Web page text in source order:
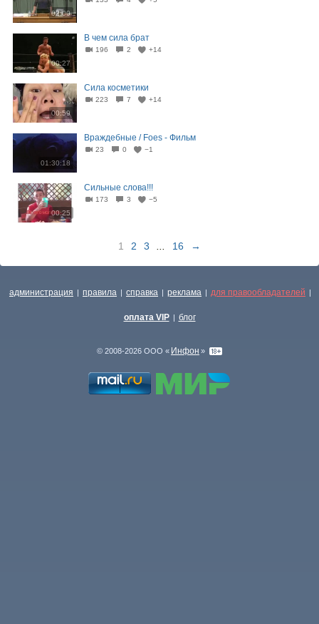
02:00
00:27
В чем сила брат
196 2 +14
00:59
Сила косметики
223 7 +14
01:30:18
Враждебные / Foes - Фильм
23 0 −1
00:25
Сильные слова!!!
173 3 −5
1 2 3 16 →
администрация | правила | справка | реклама | для правообладателей |
оплата VIP | блог
© 2008-2026 ООО « Инфон »